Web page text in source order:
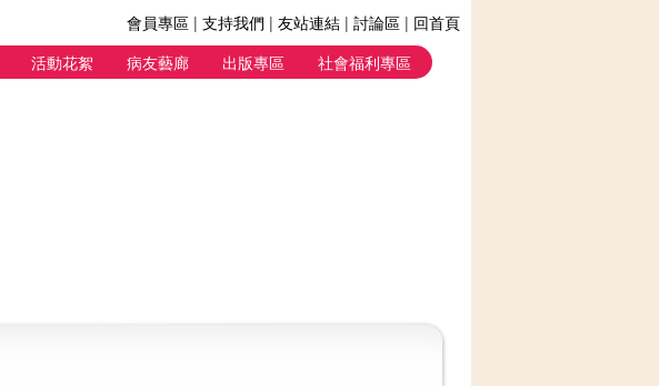
會員專區 |支持我們 |友站連結 |討論區 | 回首頁
活動花絮 病友藝廊 出版專區 社會福利專區